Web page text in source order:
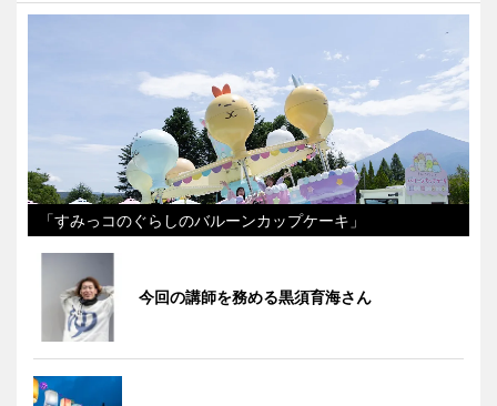
「すみっコのぐらしのバルーンカップケーキ」
今回の講師を務める黒須育海さん